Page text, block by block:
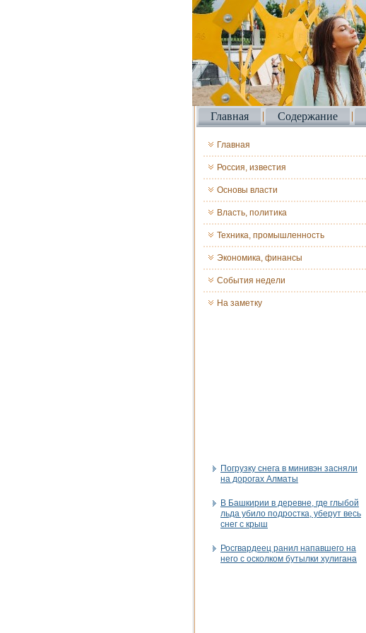
Главная Содержание
Главная
Россия, известия
Основы власти
Власть, политика
Техника, промышленность
Экономика, финансы
События недели
На заметку
Погрузку снега в минивэн засняли
на дорогах Алматы
В Башкирии в деревне, где глыбой
льда убило подростка, уберут весь
снег с крыш
Росгвардеец ранил напавшего на
него с осколком бутылки хулигана